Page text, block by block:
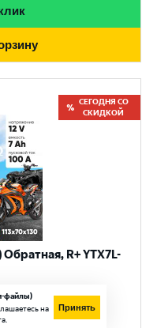
СЕГОДНЯ СО
СКИДКОЙ
Обратная, R+ YTX7L-
файлы)
на
Принять